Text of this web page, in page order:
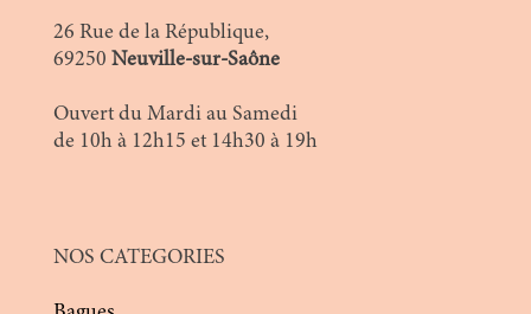
26 Rue de la République,
69250 Neuville-sur-Saône
Ouvert du Mardi au Samedi
de 10h à 12h15 et 14h30 à 19h
NOS CATEGORIES